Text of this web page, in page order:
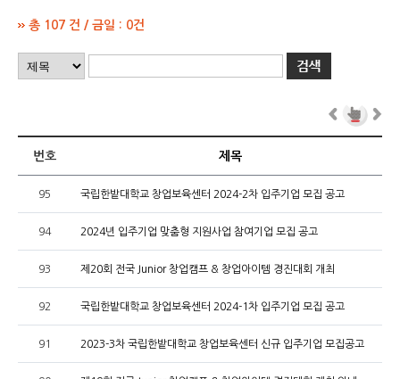
총 107 건 / 금일 : 0건
번호 제목
95 국립한밭대학교 창업보육센터 2024-2차 입주기업 모집 공고
94 2024년 입주기업 맞춤형 지원사업 참여기업 모집 공고
93 제20회 전국 Junior 창업캠프 & 창업아이템 경진대회 개최
92 국립한밭대학교 창업보육센터 2024-1차 입주기업 모집 공고
91 2023-3차 국립한밭대학교 창업보육센터 신규 입주기업 모집공고